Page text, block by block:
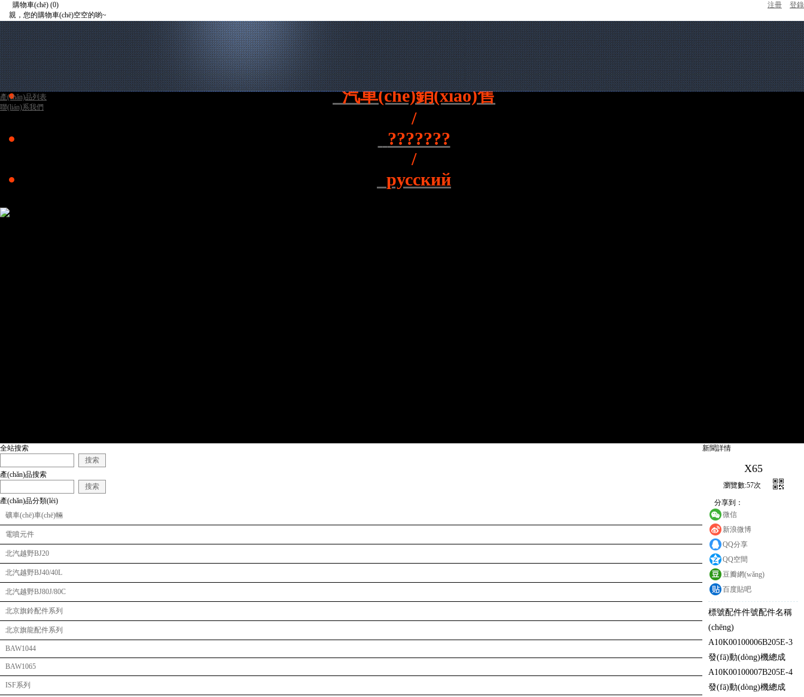
購物車(chē) (0)
親，您的購物車(chē)空空的喲~
去購物車(chē)結算
注冊 登錄
中文
/
汽車(chē)銷(xiāo)售
/
???????
/
русский
首頁(yè)
整車(chē)銷(xiāo)售
礦車(chē)服務(wù)
電噴元件
產(chǎn)品展示
新聞動(dòng)態(tài)
視頻展示
產(chǎn)品列表
聯(lián)系我們
全站搜索
搜索
產(chǎn)品搜索
搜索
產(chǎn)品分類(lèi)
礦車(chē)車(chē)輛
電噴元件
北汽越野BJ20
北汽越野BJ40/40L
北汽越野BJ80J/80C
北京旗鈴配件系列
北京旗龍配件系列
BAW1044
BAW1065
ISF系列
新聞詳情
X65
瀏覽數:57次
分享到：
微信
新浪微博
QQ分享
QQ空間
豆瓣網(wǎng)
百度貼吧
標號配件件號配件名稱
(chēng)
A10K00100006B205E-3
發(fā)動(dòng)機總成
A10K00100007B205E-4
發(fā)動(dòng)機總成